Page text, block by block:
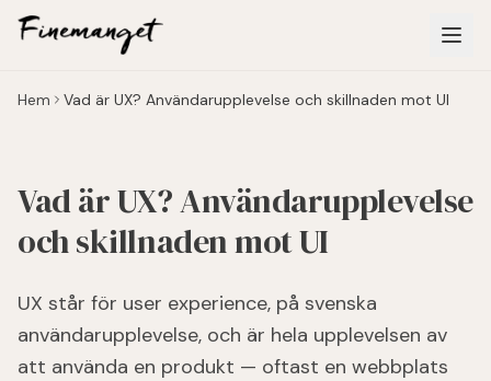
Hoppa till huvudinnehåll
Hem Vad är UX? Användarupplevelse och skillnaden mot UI
Vad är UX? Användarupplevelse
och skillnaden mot UI
UX står för user experience, på svenska
användarupplevelse, och är hela upplevelsen av
att använda en produkt — oftast en webbplats